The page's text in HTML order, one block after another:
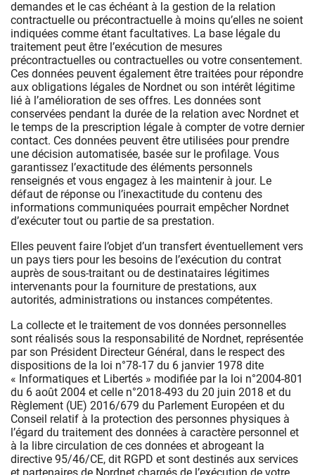
demandes et le cas échéant à la gestion de la relation
contractuelle ou précontractuelle à moins qu’elles ne soient
indiquées comme étant facultatives. La base légale du
traitement peut être l’exécution de mesures
précontractuelles ou contractuelles ou votre consentement.
Ces données peuvent également être traitées pour répondre
aux obligations légales de Nordnet ou son intérêt légitime
lié à l’amélioration de ses offres. Les données sont
conservées pendant la durée de la relation avec Nordnet et
le temps de la prescription légale à compter de votre dernier
contact. Ces données peuvent être utilisées pour prendre
une décision automatisée, basée sur le profilage. Vous
garantissez l’exactitude des éléments personnels
renseignés et vous engagez à les maintenir à jour. Le
défaut de réponse ou l’inexactitude du contenu des
informations communiquées pourrait empêcher Nordnet
d’exécuter tout ou partie de sa prestation.
Elles peuvent faire l’objet d’un transfert éventuellement vers
un pays tiers pour les besoins de l’exécution du contrat
auprès de sous-traitant ou de destinataires légitimes
intervenants pour la fourniture de prestations, aux
autorités, administrations ou instances compétentes.
La collecte et le traitement de vos données personnelles
sont réalisés sous la responsabilité de Nordnet, représentée
par son Président Directeur Général, dans le respect des
dispositions de la loi n°78-17 du 6 janvier 1978 dite
« Informatiques et Libertés » modifiée par la loi n°2004-801
du 6 août 2004 et celle n°2018-493 du 20 juin 2018 et du
Règlement (UE) 2016/679 du Parlement Européen et du
Conseil relatif à la protection des personnes physiques à
l’égard du traitement des données à caractère personnel et
à la libre circulation de ces données et abrogeant la
directive 95/46/CE, dit RGPD et sont destinés aux services
et partenaires de Nordnet chargés de l’exécution de votre